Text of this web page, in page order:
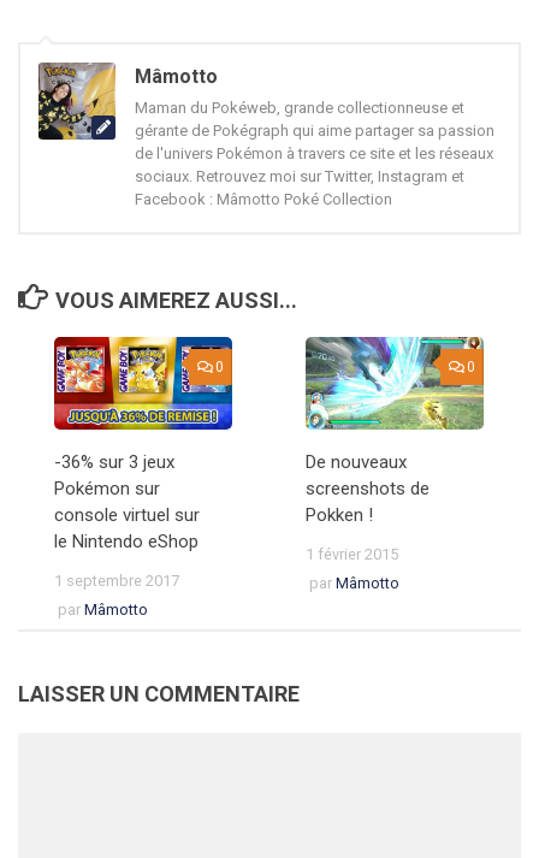
Mâmotto
Maman du Pokéweb, grande collectionneuse et
gérante de Pokégraph qui aime partager sa passion
de l'univers Pokémon à travers ce site et les réseaux
sociaux. Retrouvez moi sur Twitter, Instagram et
Facebook : Mâmotto Poké Collection
VOUS AIMEREZ AUSSI...
0
-36% sur 3 jeux
Pokémon sur
console virtuel sur
le Nintendo eShop
1 septembre 2017
par Mâmotto
0
De nouveaux
screenshots de
Pokken !
1 février 2015
par Mâmotto
LAISSER UN COMMENTAIRE